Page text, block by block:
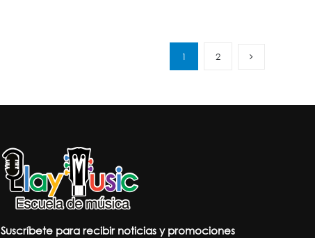
1 2
Suscríbete para recibir noticias y promociones